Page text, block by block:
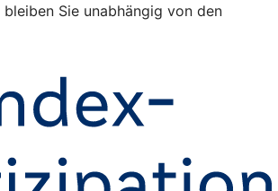
Sie unabhängig von den